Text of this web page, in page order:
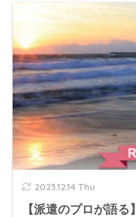
2023.12.14 Thu
【派遣のプロが語